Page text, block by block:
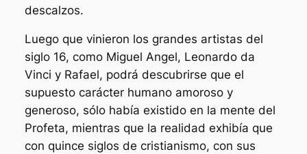
descalzos.
Luego que vinieron los grandes artistas del
siglo 16, como Miguel Angel, Leonardo da
Vinci y Rafael, podrá descubrirse que el
supuesto carácter humano amoroso y
generoso, sólo había existido en la mente del
Profeta, mientras que la realidad exhibía que
con quince siglos de cristianismo, con sus